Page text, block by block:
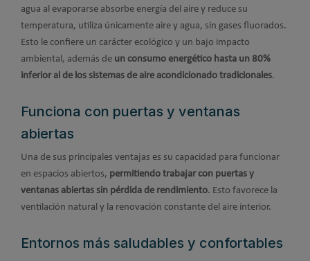
agua al evaporarse absorbe energía del aire y reduce su
temperatura, utiliza únicamente aire y agua, sin gases fluorados.
Esto le confiere un carácter ecológico y un bajo impacto
ambiental, además de un consumo energético hasta un 80%
inferior al de los sistemas de aire acondicionado tradicionales.
Funciona con puertas y ventanas
abiertas
Una de sus principales ventajas es su capacidad para funcionar
en espacios abiertos, permitiendo trabajar con puertas y
ventanas abiertas sin pérdida de rendimiento. Esto favorece la
ventilación natural y la renovación constante del aire interior.
Entornos más saludables y confortables